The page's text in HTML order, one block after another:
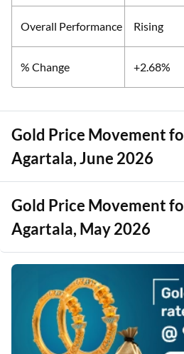
Overall Performance Rising
% Change +2.68%
Gold Price Movement
Agartala, June 2026
Gold Price Movement
Agartala, May 2026